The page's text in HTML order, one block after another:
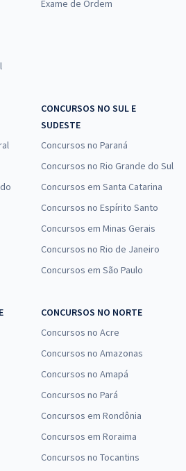
Exame de Ordem
CONCURSOS NO SUL E
SUDESTE
Concursos no Paraná
Concursos no Rio Grande do Sul
Concursos em Santa Catarina
Concursos no Espírito Santo
Concursos em Minas Gerais
Concursos no Rio de Janeiro
Concursos em São Paulo
CONCURSOS NO NORTE
Concursos no Acre
Concursos no Amazonas
Concursos no Amapá
Concursos no Pará
Concursos em Rondônia
Concursos em Roraima
Concursos no Tocantins